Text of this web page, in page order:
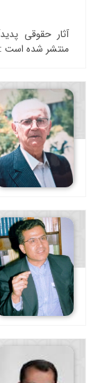
آثار حقوقی
منتشر شده است :